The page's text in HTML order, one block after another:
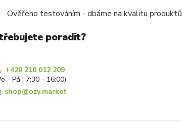
Ověřeno testováním - dbáme na kvalitu produktů
poradit?
+420 210 012 209
- Pá | 7:30 - 16:00)
shop@ozy.market